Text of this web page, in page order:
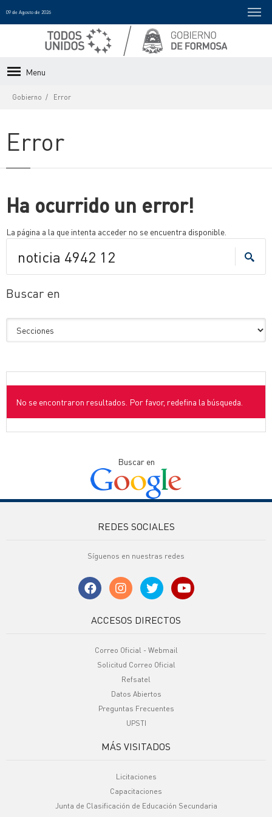
09 de Agosto de 2026
Menu
Gobierno Error
Error
Ha ocurrido un error!
La página a la que intenta acceder no se encuentra disponible.
Buscar en
No se encontraron resultados. Por favor, redefina la búsqueda.
Buscar en
REDES SOCIALES
Síguenos en nuestras redes
ACCESOS DIRECTOS
Correo Oficial - Webmail
Solicitud Correo Oficial
Refsatel
Datos Abiertos
Preguntas Frecuentes
UPSTI
MÁS VISITADOS
Licitaciones
Capacitaciones
Junta de Clasificación de Educación Secundaria